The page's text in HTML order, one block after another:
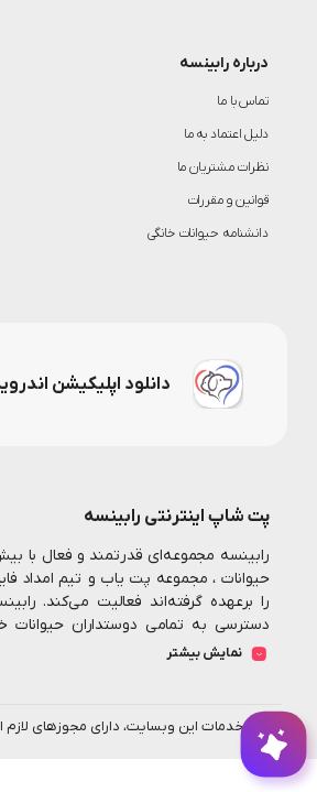
درباره رابینسه
تماس با ما
دلیل اعتماد به ما
نظرات مشتریان ما
قوانین و مقررات
دانشنامه حیوانات خانگی
دانلود اپلیکیشن
پت شاپ اینترنتی رابینسه
حیوانات ، مجموعه پت یاب و تیم امداد
را برعهده گرفته‌اند فعالیت می‌کند.
دسترسی به تمامی دوستداران
همکارانم در این مجموعه تلاش میکنیم
پت شماست...
نمایش بیشتر
تمامی خدمات این وبسایت، دارای مجوزهای